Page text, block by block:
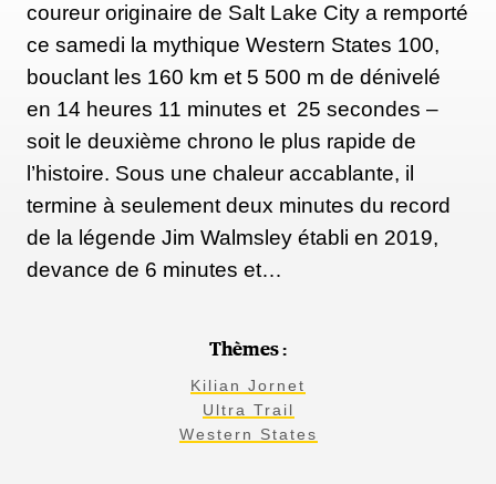
coureur originaire de Salt Lake City a remporté
ce samedi la mythique Western States 100,
bouclant les 160 km et 5 500 m de dénivelé
en 14 heures 11 minutes et 25 secondes –
soit le deuxième chrono le plus rapide de
l’histoire. Sous une chaleur accablante, il
termine à seulement deux minutes du record
de la légende Jim Walmsley établi en 2019,
devance de 6 minutes et…
Thèmes :
Kilian Jornet
Ultra Trail
Western States